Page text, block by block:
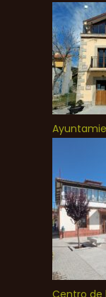
Centro de